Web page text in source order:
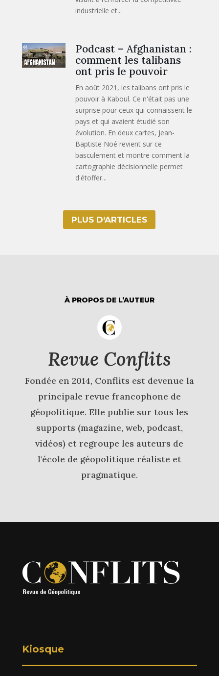
industrielle et...
Podcast – Afghanistan :
comment les talibans
ont pris le pouvoir
En août 2021, les talibans ont pris le
pouvoir à Kaboul. Ce n'était pas une
surprise pour ceux qui connaissent le
pays et qui avaient étudié son
évolution. En deux cartes, Jean-
Baptiste Noé revient sur ce
basculement et montre comment la
cartographie décisionnelle permet
d'étoffer...
PLUS D‘ARTICLES
À PROPOS DE L’AUTEUR
Revue Conflits
Fondée en 2014, Conflits est devenue la
principale revue francophone de
géopolitique. Elle publie sur tous les
supports (magazine, web, podcast,
vidéos) et regroupe les auteurs de
l'école de géopolitique réaliste et
pragmatique.
Kiosque